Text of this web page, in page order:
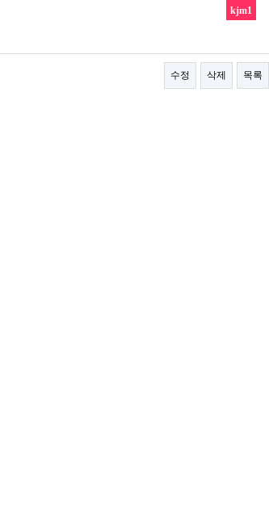
kjm1
수정 삭제 목록